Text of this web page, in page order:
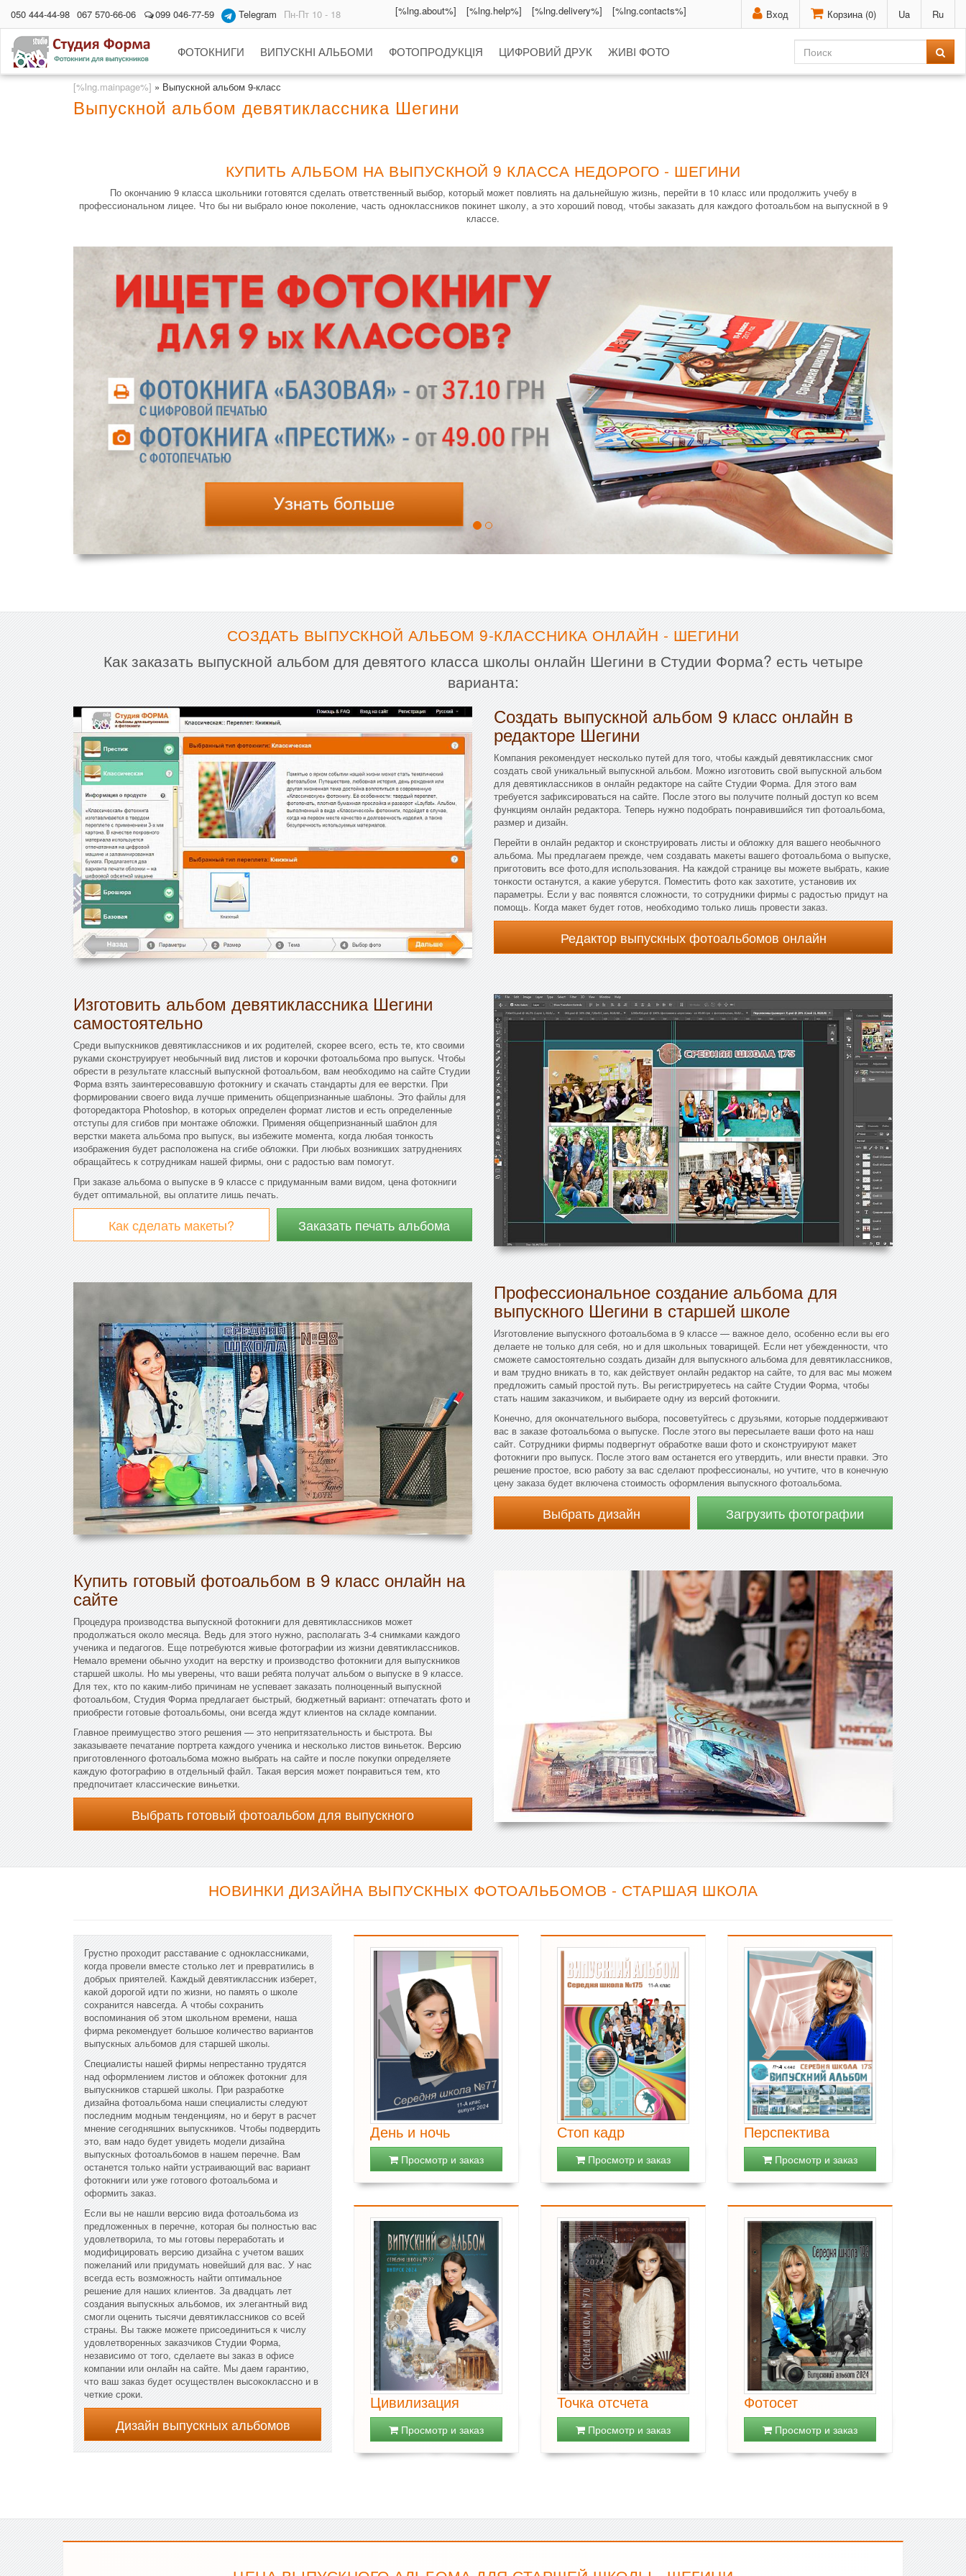
Вход Корзина (0) Ua Ru
050 444-44-98 067 570-66-06 099 046-77-59 Telegram Пн-Пт 10 - 18 [%lng.about%] [%lng.help%] [%lng.delivery%] [%lng.contacts%]
ФОТОКНИГИ ВИПУСКНІ АЛЬБОМИ ФОТОПРОДУКЦІЯ ЦИФРОВИЙ ДРУК ЖИВІ ФОТО
[%lng.mainpage%] » Выпускной альбом 9-класс
Выпускной альбом девятиклассника Шегини
КУПИТЬ АЛЬБОМ НА ВЫПУСКНОЙ 9 КЛАССА НЕДОРОГО - ШЕГИНИ
По окончанию 9 класса школьники готовятся сделать ответственный выбор, который может повлиять на дальнейшую жизнь, перейти в 10 класс или продолжить учебу в
профессиональном лицее. Что бы ни выбрало юное поколение, часть одноклассников покинет школу, а это хороший повод, чтобы заказать для каждого фотоальбом на выпускной в 9
классе.
СОЗДАТЬ ВЫПУСКНОЙ АЛЬБОМ 9-КЛАССНИКА ОНЛАЙН - ШЕГИНИ
Как заказать выпускной альбом для девятого класса школы онлайн Шегини в Студии Форма? есть четыре
варианта:
Создать выпускной альбом 9 класс онлайн в
редакторе Шегини
Компания рекомендует несколько путей для того, чтобы каждый девятиклассник смог
создать свой уникальный выпускной альбом. Можно изготовить свой выпускной альбом
для девятиклассников в онлайн редакторе на сайте Студии Форма. Для этого вам
требуется зафиксироваться на сайте. После этого вы получите полный доступ ко всем
функциям онлайн редактора. Теперь нужно подобрать понравившийся тип фотоальбома,
размер и дизайн.
Перейти в онлайн редактор и сконструировать листы и обложку для вашего необычного
альбома. Мы предлагаем прежде, чем создавать макеты вашего фотоальбома о выпуске,
приготовить все фото,для использования. На каждой странице вы можете выбрать, какие
тонкости останутся, а какие уберутся. Поместить фото как захотите, установив их
параметры. Если у вас появятся сложности, то сотрудники фирмы с радостью придут на
помощь. Когда макет будет готов, необходимо только лишь провести заказ.
Редактор выпускных фотоальбомов онлайн
Изготовить альбом девятиклассника Шегини
самостоятельно
Среди выпускников девятиклассников и их родителей, скорее всего, есть те, кто своими
руками сконструирует необычный вид листов и корочки фотоальбома про выпуск. Чтобы
обрести в результате классный выпускной фотоальбом, вам необходимо на сайте Студии
Форма взять заинтересовавшую фотокнигу и скачать стандарты для ее верстки. При
формировании своего вида лучше применить общепризнанные шаблоны. Это файлы для
фоторедактора Photoshop, в которых определен формат листов и есть определенные
отступы для сгибов при монтаже обложки. Применяя общепризнанный шаблон для
верстки макета альбома про выпуск, вы избежите момента, когда любая тонкость
изображения будет расположена на сгибе обложки. При любых возникших затруднениях
обращайтесь к сотрудникам нашей фирмы, они с радостью вам помогут.
При заказе альбома о выпуске в 9 классе с придуманным вами видом, цена фотокниги
будет оптимальной, вы оплатите лишь печать.
Как сделать макеты? Заказать печать альбома
Профессиональное создание альбома для
выпускного Шегини в старшей школе
Изготовление выпускного фотоальбома в 9 классе — важное дело, особенно если вы его
делаете не только для себя, но и для школьных товарищей. Если нет убежденности, что
сможете самостоятельно создать дизайн для выпускного альбома для девятиклассников,
и вам трудно вникать в то, как действует онлайн редактор на сайте, то для вас мы можем
предложить самый простой путь. Вы регистрируетесь на сайте Студии Форма, чтобы
стать нашим заказчиком, и выбираете одну из версий фотокниги.
Конечно, для окончательного выбора, посоветуйтесь с друзьями, которые поддерживают
вас в заказе фотоальбома о выпуске. После этого вы пересылаете ваши фото на наш
сайт. Сотрудники фирмы подвергнут обработке ваши фото и сконструируют макет
фотокниги про выпуск. После этого вам останется его утвердить, или внести правки. Это
решение простое, всю работу за вас сделают профессионалы, но учтите, что в конечную
цену заказа будет включена стоимость оформления выпускного фотоальбома.
Выбрать дизайн Загрузить фотографии
Купить готовый фотоальбом в 9 класс онлайн на
сайте
Процедура производства выпускной фотокниги для девятиклассников может
продолжаться около месяца. Ведь для этого нужно, располагать 3-4 снимками каждого
ученика и педагогов. Еще потребуются живые фотографии из жизни девятиклассников.
Немало времени обычно уходит на верстку и производство фотокниги для выпускников
старшей школы. Но мы уверены, что ваши ребята получат альбом о выпуске в 9 классе.
Для тех, кто по каким-либо причинам не успевает заказать полноценный выпускной
фотоальбом, Студия Форма предлагает быстрый, бюджетный вариант: отпечатать фото и
приобрести готовые фотоальбомы, они всегда ждут клиентов на складе компании.
Главное преимущество этого решения — это непритязательность и быстрота. Вы
заказываете печатание портрета каждого ученика и несколько листов виньеток. Версию
приготовленного фотоальбома можно выбрать на сайте и после покупки определяете
каждую фотографию в отдельный файл. Такая версия может понравиться тем, кто
предпочитает классические виньетки.
Выбрать готовый фотоальбом для выпускного
НОВИНКИ ДИЗАЙНА ВЫПУСКНЫХ ФОТОАЛЬБОМОВ - СТАРШАЯ ШКОЛА
Грустно проходит расставание с одноклассниками,
когда провели вместе столько лет и превратились в
добрых приятелей. Каждый девятиклассник изберет,
какой дорогой идти по жизни, но память о школе
сохранится навсегда. А чтобы сохранить
воспоминания об этом школьном времени, наша
фирма рекомендует большое количество вариантов
выпускных альбомов для старшей школы.
Специалисты нашей фирмы непрестанно трудятся
над оформлением листов и обложек фотокниг для
выпускников старшей школы. При разработке
дизайна фотоальбома наши специалисты следуют
последним модным тенденциям, но и берут в расчет
мнение сегодняшних выпускников. Чтобы подвердить
это, вам надо будет увидеть модели дизайна
выпускных фотоальбомов в нашем перечне. Вам
останется только найти устраивающий вас вариант
фотокниги или уже готового фотоальбома и
оформить заказ.
Если вы не нашли версию вида фотоальбома из
предложенных в перечне, которая бы полностью вас
удовлетворила, то мы готовы переработать и
модифицировать версию дизайна с учетом ваших
пожеланий или придумать новейший для вас. У нас
всегда есть возможность найти оптимальное
решение для наших клиентов. За двадцать лет
создания выпускных альбомов, их элегантный вид
смогли оценить тысячи девятиклассников со всей
страны. Вы также можете присоединиться к числу
удовлетворенных заказчиков Студии Форма,
независимо от того, сделаете вы заказ в офисе
компании или онлайн на сайте. Мы даем гарантию,
что ваш заказ будет осуществлен высококлассно и в
четкие сроки.
Дизайн выпускных альбомов
День и ночь
Просмотр и заказ
Стоп кадр
Просмотр и заказ
Перспектива
Просмотр и заказ
Цивилизация
Просмотр и заказ
Точка отсчета
Просмотр и заказ
Фотосет
Просмотр и заказ